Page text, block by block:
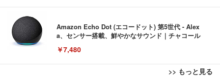
Amazon Echo Dot (エコードット) 第5世代 - Alex
a、センサー搭載、鮮やかなサウンド｜チャコール
￥7,480
>> もっと見る